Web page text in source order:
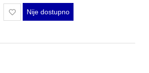
Nije dostupno